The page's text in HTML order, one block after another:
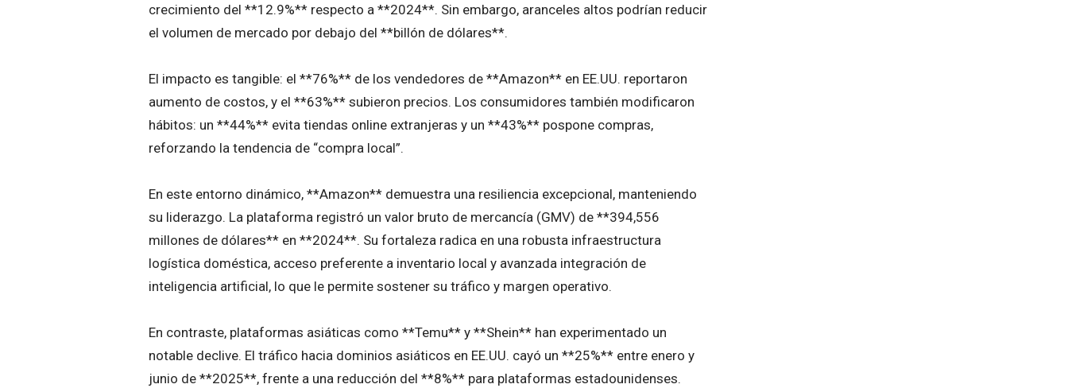
crecimiento del **12.9%** respecto a **2024**. Sin embargo, aranceles altos podrían reducir
el volumen de mercado por debajo del **billón de dólares**.
El impacto es tangible: el **76%** de los vendedores de **Amazon** en EE.UU. reportaron
aumento de costos, y el **63%** subieron precios. Los consumidores también modificaron
hábitos: un **44%** evita tiendas online extranjeras y un **43%** pospone compras,
reforzando la tendencia de “compra local”.
En este entorno dinámico, **Amazon** demuestra una resiliencia excepcional, manteniendo
su liderazgo. La plataforma registró un valor bruto de mercancía (GMV) de **394,556
millones de dólares** en **2024**. Su fortaleza radica en una robusta infraestructura
logística doméstica, acceso preferente a inventario local y avanzada integración de
inteligencia artificial, lo que le permite sostener su tráfico y margen operativo.
En contraste, plataformas asiáticas como **Temu** y **Shein** han experimentado un
notable declive. El tráfico hacia dominios asiáticos en EE.UU. cayó un **25%** entre enero y
junio de **2025**, frente a una reducción del **8%** para plataformas estadounidenses.